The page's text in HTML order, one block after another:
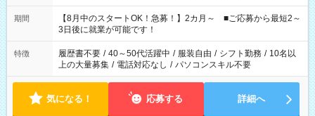
と休みを合わせたい」 「余裕を持って夕飯の準備がしたい」
「できれば残業はしたくない」 など、ご希望を教えてください
ね。 ※Wワーク希望の方へ 今ご覧のお仕事で希望する勤務時間
と、もう1つのお仕事の勤務時間。 合計で週40時間を超える場
合は応募できません。
期間
【8月中のスタートOK！急募！】2カ月～ ■ご応募から最短2～
3日後に就業が可能です！
特徴 履歴書不要 / 40～50代活躍中 / 服装自由 / シフト勤務 / 10名以
上の大量募集 / 電話対応なし / パソコンスキル不要
気になる！ 応募する 詳細へ